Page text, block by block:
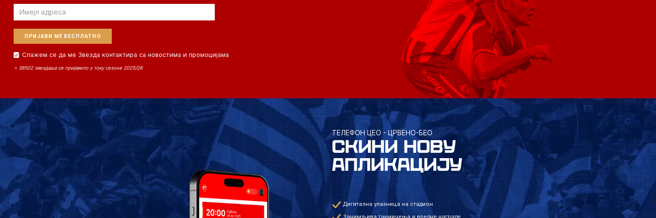
Email
Слажем се да ме Звезда контактира са новостима и промоцијама
⭐ 38502 звездаша се пријавило у току сезоне 2025/26
ТЕЛЕФОН ЦЕО - ЦРВЕНО-БЕО
СКИНИ НОВУ
АПЛИКАЦИЈУ
Дигитална улазница на стадион
Занимљива такмичења и вредне награде